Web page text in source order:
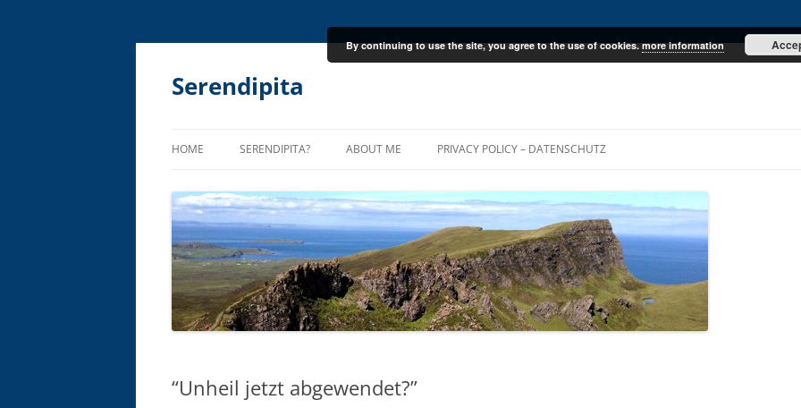
Skip
Serendipita
HOME SERENDIPITA? ABOUT ME PRIVACY POLICY – DATENSCHUTZ
“Unheil jetzt abgewendet?”
By continuing to use the site, you agree to the use of cookies.more information